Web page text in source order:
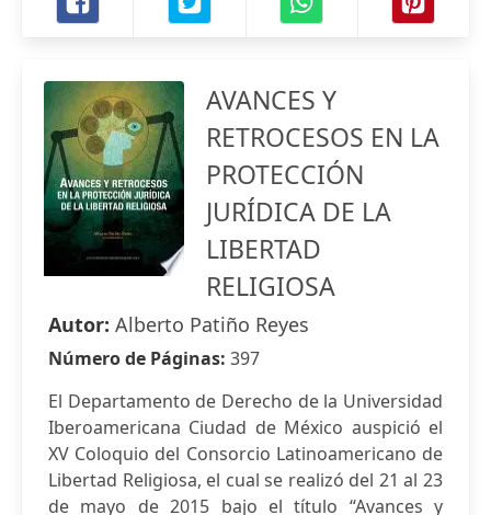
AVANCES Y
RETROCESOS EN LA
PROTECCIÓN
JURÍDICA DE LA
LIBERTAD
RELIGIOSA
Autor: Alberto Patiño Reyes
Número de Páginas: 397
El Departamento de Derecho de la Universidad
Iberoamericana Ciudad de México auspició el
XV Coloquio del Consorcio Latinoamericano de
Libertad Religiosa, el cual se realizó del 21 al 23
de mayo de 2015 bajo el título “Avances y